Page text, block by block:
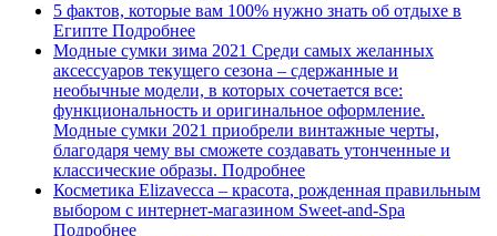
5 фактов, которые вам 100% нужно знать об отдыхе в
Египте Подробнее
Модные сумки зима 2021 Среди самых желанных
аксессуаров текущего сезона – сдержанные и
необычные модели, в которых сочетается все:
функциональность и оригинальное оформление.
Модные сумки 2021 приобрели винтажные черты,
благодаря чему вы сможете создавать утонченные и
классические образы. Подробнее
Косметика Elizavecca – красота, рожденная правильным
выбором с интернет-магазином Sweet-and-Spa
Подробнее